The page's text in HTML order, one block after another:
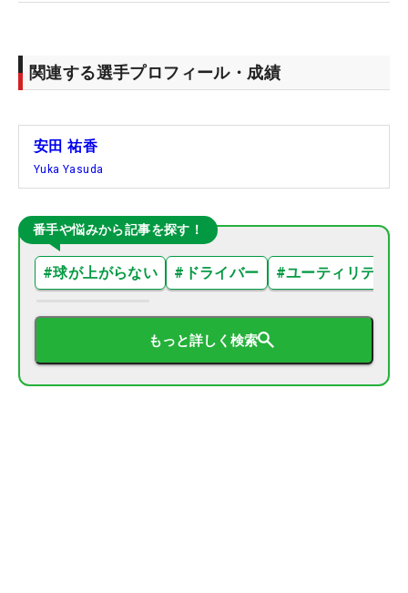
関連する選手プロフィール・成績
安田 祐香
Yuka Yasuda
番手や悩みから記事を探す！
#球が上がらない # ドライバー #ユーティリティ
もっと詳しく検索